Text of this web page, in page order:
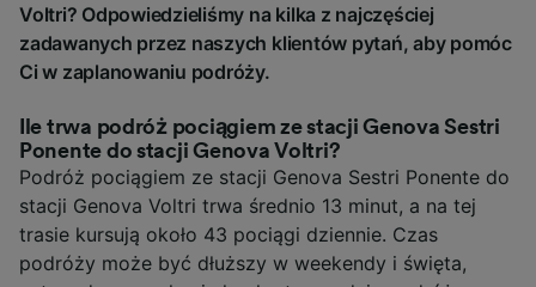
Voltri? Odpowiedzieliśmy na kilka z najczęściej
zadawanych przez naszych klientów pytań, aby pomóc
Ci w zaplanowaniu podróży.
Ile trwa podróż pociągiem ze stacji Genova Sestri
Ponente do stacji Genova Voltri?
Podróż pociągiem ze stacji Genova Sestri Ponente do
stacji Genova Voltri trwa średnio 13 minut, a na tej
trasie kursują około 43 pociągi dziennie. Czas
podróży może być dłuższy w weekendy i święta,